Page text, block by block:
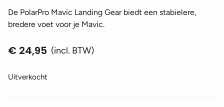
De PolarPro Mavic Landing Gear biedt een stabielere,
bredere voet voor je Mavic.
€ 24,95 (incl. BTW)
Uitverkocht